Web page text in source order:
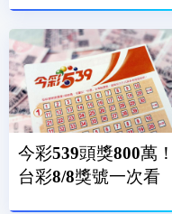
今彩539頭獎800萬！
台彩8/8獎號一次看